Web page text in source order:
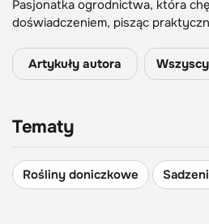
Pasjonatka ogrodnictwa, która
doświadczeniem, pisząc
Artykuły autora
Tematy
Rośliny doniczkowe